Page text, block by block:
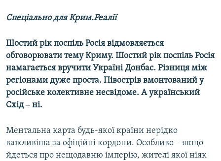
Усі сайти RFE/RL
Спеціально для Крим.Реалії
Шостий рік поспіль Росія відмовляється
обговорювати тему Криму. Шостий рік поспіль Росія
намагається вручити Україні Донбас. Різниця між
регіонами дуже проста. Півострів вмонтований у
російське колективне несвідоме. А український
Схід ‒ ні.
Ментальна карта будь-якої країни нерідко
важливіша за офіційні кордони. Особливо ‒ якщо
йдеться про нещодавню імперію, жителі якої ніяк